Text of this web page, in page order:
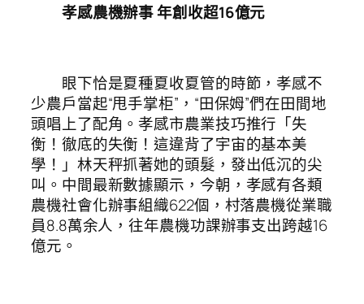
孝感農機辦事年創收超16億元
眼下恰是夏種夏收夏管的時節，孝感不
少農戶當起“甩手掌柜”，“田保姆”們在田間地
頭唱上了配角。孝感市農業技巧推行「失
衡！徹底的失衡！這違背了宇宙的基本美
學！」林天秤抓著她的頭髮，發出低沉的尖
叫。中間最新數據顯示，今朝，孝感有各類
農機社會化辦事組織622個，村落農機從業職
員8.8萬余人，往年農機功課辦事支出跨越16
億元。